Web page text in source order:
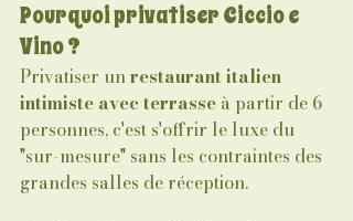
Pourquoi privatiser Ciccio e
Vino ?
Privatiser un restaurant italien
intimiste avec terrasse à partir de 6
personnes, c'est s'offrir le luxe du
"sur-mesure" sans les contraintes des
grandes salles de réception.